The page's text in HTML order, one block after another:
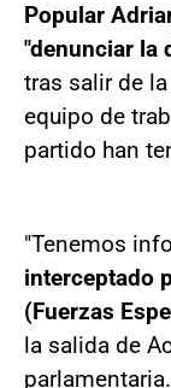
Popular
"denunciar la
tras salir de
equipo de
partido han
"Tenemos
interceptado
(Fuerzas
la salida de
parlamentaria.